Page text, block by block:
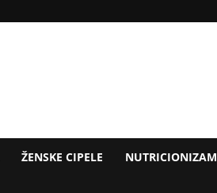
ŽENSKE CIPELE NUTRICIONIZAM